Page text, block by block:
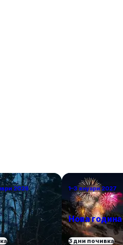
2026 1–3 януари 2027
Нова година
3 дни почивка